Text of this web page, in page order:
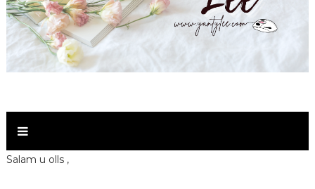
Salam u olls ,